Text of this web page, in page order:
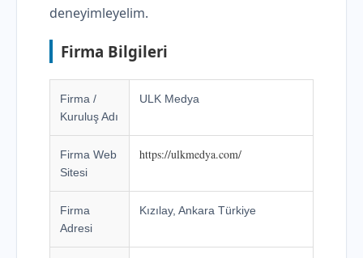
deneyimleyelim.
Firma Bilgileri
Firma /
Kuruluş Adı
ULK Medya
Firma Web
Sitesi
https://ulkmedya.com/
Firma
Adresi
Kızılay, Ankara Türkiye